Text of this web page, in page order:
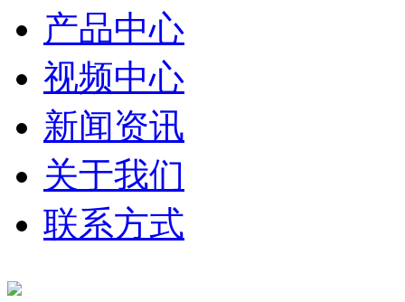
产品中心
视频中心
新闻资讯
关于我们
联系方式